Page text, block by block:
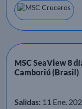
MSC SeaView 8
Camboriú (Brasil)
Salidas: 11 Ene.